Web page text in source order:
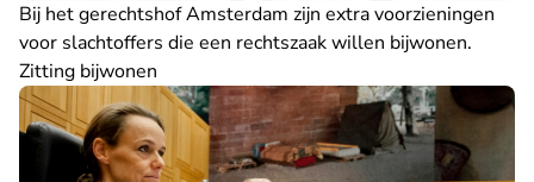
Bij het gerechtshof Amsterdam zijn extra voorzieningen
voor slachtoffers die een rechtszaak willen bijwonen.
Zitting bijwonen